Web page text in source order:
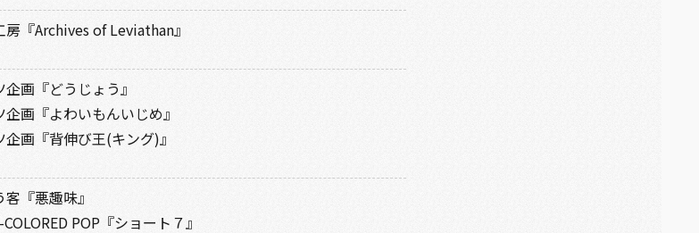
房『Archives of Leviathan』
企画『どうじょう』
企画『よわいもんいじめ』
企画『背伸び王(キング)』
『悪趣味』
POP『ショート７』